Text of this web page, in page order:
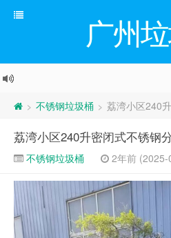
广州
> 不锈钢垃圾桶 > 荔湾小区240
荔湾小区240升密闭式不锈钢
不锈钢垃圾桶 2年前 (2025-